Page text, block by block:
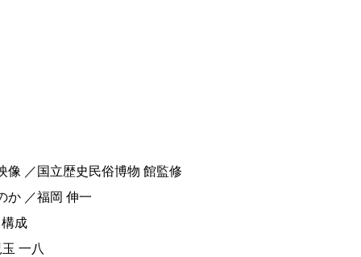
像 ／国立歴史民俗博物 館監修
か ／福岡 伸一
成
一八